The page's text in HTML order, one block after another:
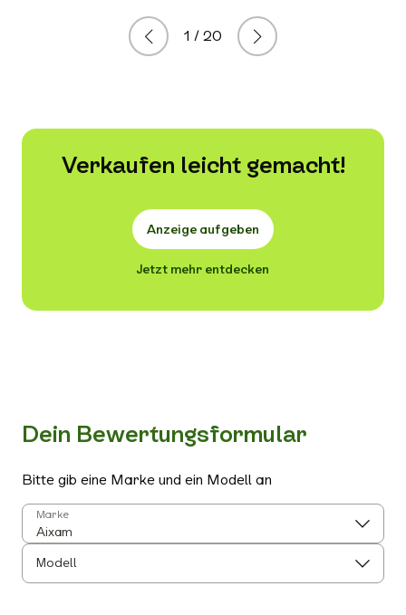
Zurück
1 / 20 Weiter
Verkaufen leicht gemacht!
Anzeige aufgeben
Jetzt mehr entdecken
Dein Bewertungsformular
Bitte gib eine Marke und ein Modell an
Marke
Modell